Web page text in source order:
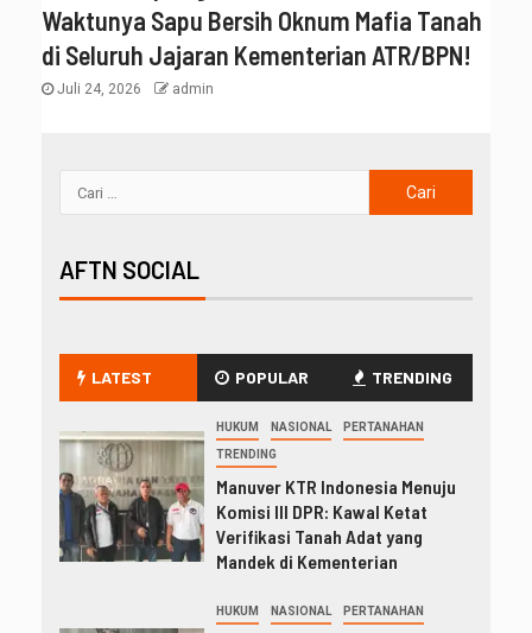
Waktunya Sapu Bersih Oknum Mafia Tanah
di Seluruh Jajaran Kementerian ATR/BPN!
Juli 24, 2026 admin
AFTN SOCIAL
LATEST POPULAR TRENDING
HUKUM NASIONAL PERTANAHAN
TRENDING
Manuver KTR Indonesia Menuju
Komisi III DPR: Kawal Ketat
Verifikasi Tanah Adat yang
Mandek di Kementerian
HUKUM NASIONAL PERTANAHAN